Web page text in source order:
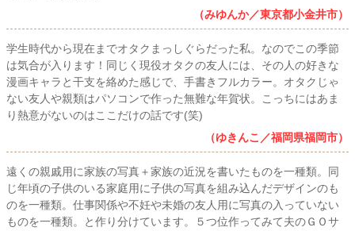
（みゆんか／東京都小金井市）
学生時代から現在までオタクまっしぐらだった私。なのでこの季節
は気合が入ります！同じく現役オタクの友人には、その人の好きな
漫画キャラと干支を絡めた感じで、手書きフルカラー。オタクじゃ
ない友人や親類はパソコンで作った無難な年賀状。こっちにはあま
り熱意がないのはここだけの話です(笑)
（ゆきんこ／福岡県福岡市）
遠くの親戚用に家族の写真＋家族の近況を書いたものを一種類。同
じ年頃の子供のいる家庭用に子供の写真を組み込んだデザインのも
のを一種類。仕事関係や不妊や未婚の友人用に写真の入っていない
ものを一種類。と作り分けています。５つ位作ってみて夫のＧＯサ